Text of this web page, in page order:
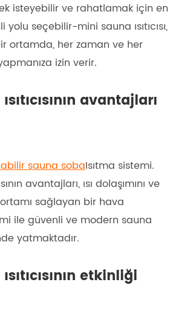
isteyebilir ve rahatlamak için en
seçebilir-mini sauna ısıtıcısı,
ortamda, her zaman ve her
izin verir.
avantajları
sauna sobaIsıtma sistemi.
avantajları, ısı dolaşımını ve
ortamı sağlayan bir hava
ile güvenli ve modern sauna
yatmaktadır.
etkinliği